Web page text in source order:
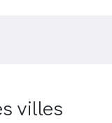
villes